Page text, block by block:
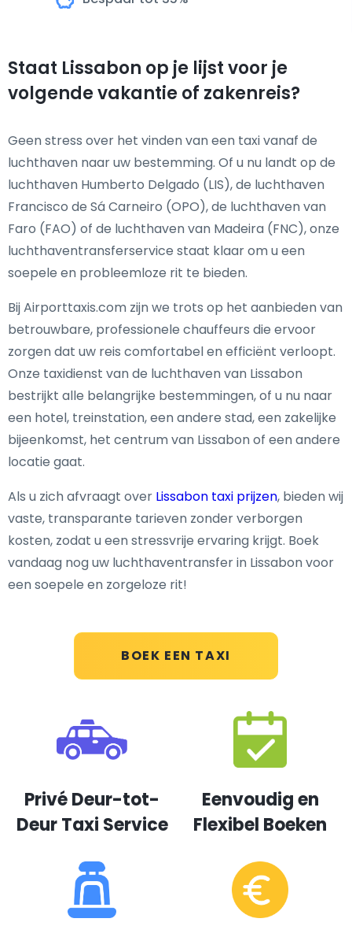
BOEK EEN TAXI
Staat Lissabon op je lijst voor je
volgende vakantie of zakenreis?
Geen stress over het vinden van een taxi vanaf de
luchthaven naar uw bestemming. Of u nu landt op de
luchthaven Humberto Delgado (LIS), de luchthaven
Francisco de Sá Carneiro (OPO), de luchthaven van
Faro (FAO) of de luchthaven van Madeira (FNC), onze
luchthaventransferservice staat klaar om u een
soepele en probleemloze rit te bieden.
Bij Airporttaxis.com zijn we trots op het aanbieden van
betrouwbare, professionele chauffeurs die ervoor
zorgen dat uw reis comfortabel en efficiënt verloopt.
Onze taxidienst van de luchthaven van Lissabon
bestrijkt alle belangrijke bestemmingen, of u nu naar
een hotel, treinstation, een andere stad, een zakelijke
bijeenkomst, het centrum van Lissabon of een andere
locatie gaat.
Als u zich afvraagt over Lissabon taxi prijzen, bieden wij
vaste, transparante tarieven zonder verborgen
kosten, zodat u een stressvrije ervaring krijgt. Boek
vandaag nog uw luchthaventransfer in Lissabon voor
een soepele en zorgeloze rit!
Privé Deur-tot-
Deur Taxi Service
Eenvoudig en
Flexibel Boeken